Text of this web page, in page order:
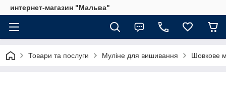
интернет-магазин "Мальва"
Товари та послуги Муліне для вишивання Шовкове